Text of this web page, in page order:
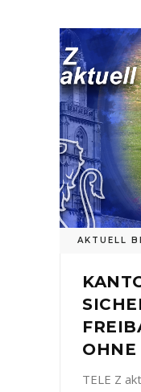
AKTUELL
OHNE
TELE Z